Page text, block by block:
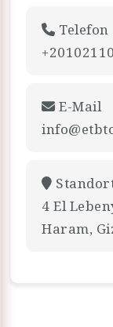
Telefon
E-Mail
4 El
Haram,